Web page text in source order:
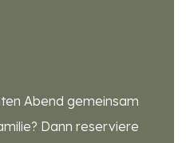
Abend gemeinsam
Dann reserviere